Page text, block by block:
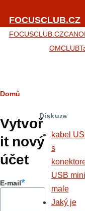
FOCUSCLUB.CZ
FOCUSCLUB.CZ
OMCLUB
Hlavní
záložky
Drobečková
navigace
Domů
Vytvoř
it nový
účet
E-mail
Diskuze
kabel
s
USB
male
Jaký je